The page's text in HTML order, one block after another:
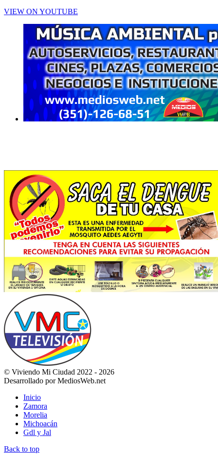
VIEW ON YOUTUBE
© Viviendo Mi Ciudad 2022 - 2026
Desarrollado por MediosWeb.net
Inicio
Zamora
Morelia
Michoacán
Gdl y Jal
Back to top